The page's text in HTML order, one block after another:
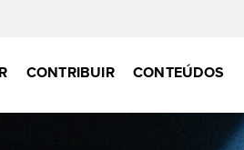
CONTRIBUIR CONTEÚDOS